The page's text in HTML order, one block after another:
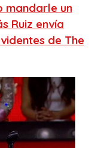
mandarle un
Ruiz envía
de The